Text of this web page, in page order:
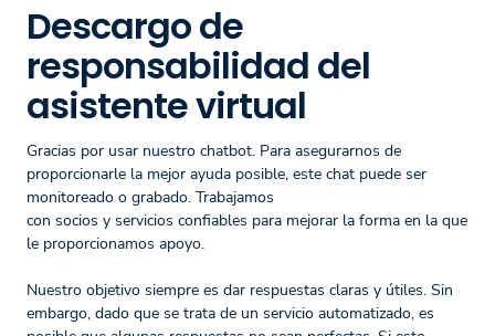
Descargo de
responsabilidad del
asistente virtual
Gracias por usar nuestro chatbot. Para asegurarnos de
proporcionarle la mejor ayuda posible, este chat puede ser
monitoreado o grabado. Trabajamos
con socios y servicios confiables para mejorar la forma en la que
le proporcionamos apoyo.
Nuestro objetivo siempre es dar respuestas claras y útiles. Sin
embargo, dado que se trata de un servicio automatizado, es